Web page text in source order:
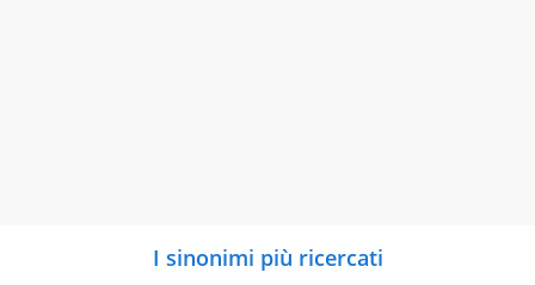
I sinonimi più ricercati